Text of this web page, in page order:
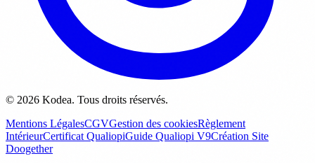
© 2026 Kodea. Tous droits réservés.
Mentions LégalesCGVGestion des cookiesRèglement
IntérieurCertificat QualiopiGuide Qualiopi V9Création Site
Doogether